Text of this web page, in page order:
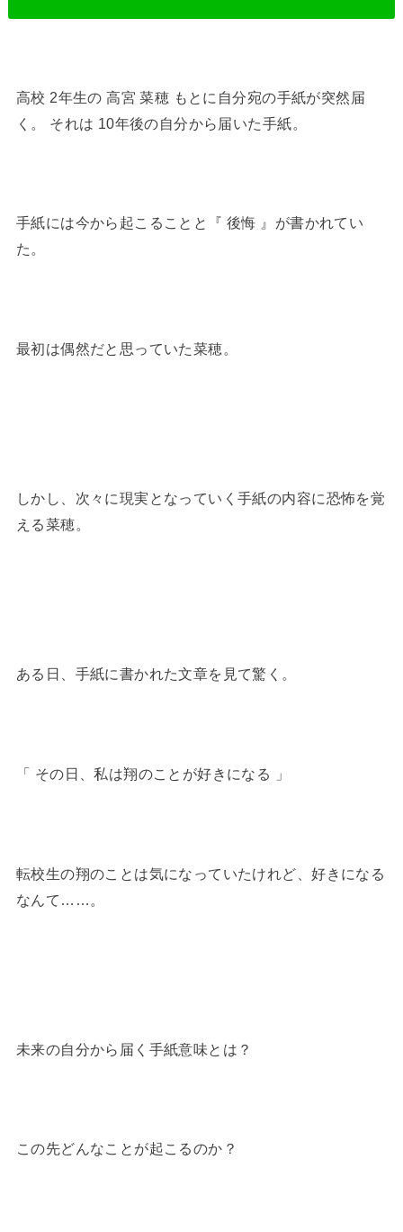
高校 2年生の 高宮 菜穂 もとに自分宛の手紙が突然届
く。 それは 10年後の自分から届いた手紙。
手紙には今から起こることと『 後悔 』が書かれてい
た。
最初は偶然だと思っていた菜穂。
しかし、次々に現実となっていく手紙の内容に恐怖を覚
える菜穂。
ある日、手紙に書かれた文章を見て驚く。
「 その日、私は翔のことが好きになる 」
転校生の翔のことは気になっていたけれど、好きになる
なんて……。
未来の自分から届く手紙意味とは？
この先どんなことが起こるのか？